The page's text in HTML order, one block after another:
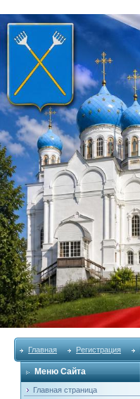
Главная Регистрация
Меню Сайта
Главная страница